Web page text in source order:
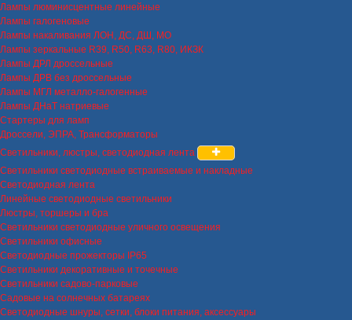
Лампы люминисцентные линейные
Лампы галогеновые
Лампы накаливания ЛОН, ДС, ДШ, МО
Лампы зеркальные R39, R50, R63, R80, ИКЗК
Лампы ДРЛ дроссельные
Лампы ДРВ без дроссельные
Лампы МГЛ металло-галогенные
Лампы ДНаТ натриевые
Стартеры для ламп
Дроссели, ЭПРА, Трансформаторы
Светильники, люстры, светодиодная лента
Светильники светодиодные встраиваемые и накладные
Светодиодная лента
Линейные светодиодные светильники
Люстры, торшеры и бра
Светильники светодиодные уличного освещения
Светильники офисные
Светодиодные прожекторы IP65
Светильники декоративные и точечные
Светильники садово-парковые
Садовые на солнечных батареях
Светодиодные шнуры, сетки, блоки питания, аксессуары